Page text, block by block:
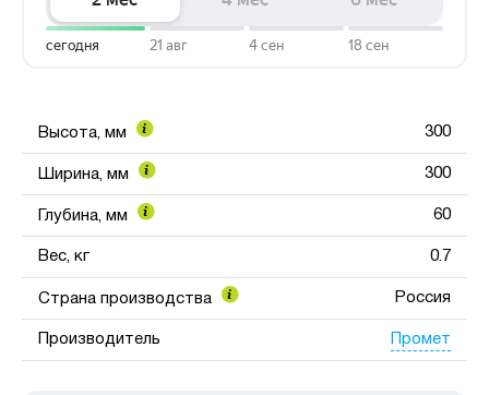
Высота, мм 300
Ширина, мм 300
Глубина, мм 60
Вес, кг 0.7
Страна производства Россия
Производитель Промет